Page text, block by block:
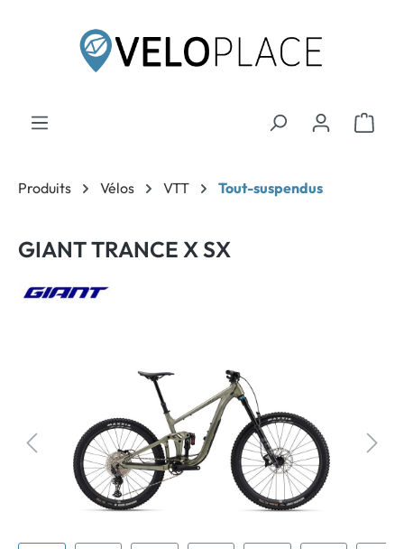
Produits Vélos VTT Tout-suspendus
GIANT TRANCE X SX